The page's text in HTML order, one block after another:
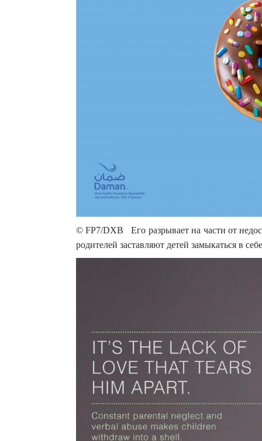
© FP7/DXB Его разрывает на части от
родителей заставляют детей замыкаться в себе